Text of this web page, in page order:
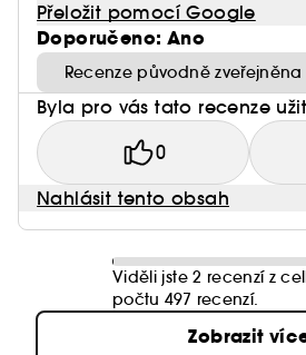
Přeložit pomocí Google
Doporučeno: Ano
Recenze původně
Byla pro vás tato recenze
0
Nahlásit tento obsah
Viděli jste 2 recenzí z
počtu 497 recenzí.
Zobrazit